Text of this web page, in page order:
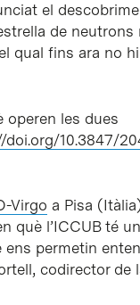
el
de neutrons
qual fins ara no hi
operen les dues
doi.org/10.3847/
Virgo a Pisa
què l’ICCUB té un
permetin
codirector de